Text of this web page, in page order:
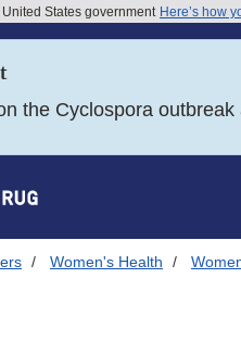
States government Here’s how
the Cyclospora outbreak
Women's Health